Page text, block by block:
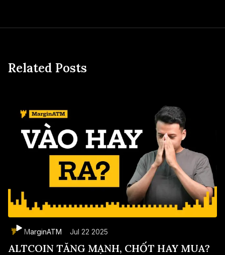
Related Posts
MarginATM Jul 22 2025
ALTCOIN TĂNG MẠNH, CHỐT HAY MUA?